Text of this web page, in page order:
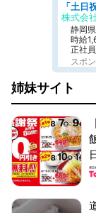
株式会
静岡
時給
正社員
スポ
姉妹サイト